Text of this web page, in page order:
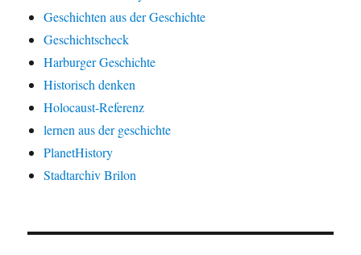
Geschichten aus der Geschichte
Geschichtscheck
Harburger Geschichte
Historisch denken
Holocaust-Referenz
lernen aus der geschichte
PlanetHistory
Stadtarchiv Brilon